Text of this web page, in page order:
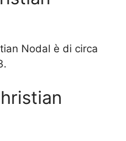
Nodal è di circa